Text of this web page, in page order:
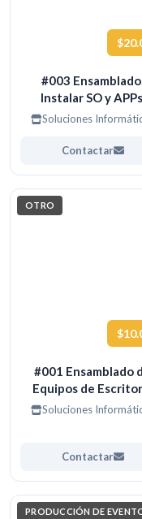
#003
Instalar SO y
Configuración
Soluciones
Contactar
OTRO
#001 Ensamblado
Equipos de
Soluciones
Contactar
PRODUCCIÓN DE